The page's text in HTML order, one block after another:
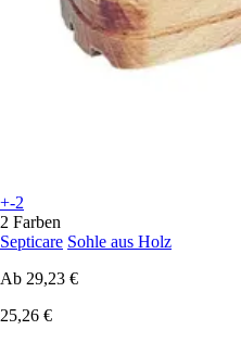
+-2
2 Farben
Septicare Sohle aus Holz
Ab 29,23 €
25,26 €